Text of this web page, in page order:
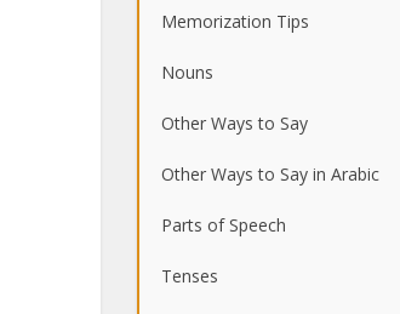
Memorization Tips
Nouns
Other Ways to Say
Other Ways to Say in Arabic
Parts of Speech
Tenses